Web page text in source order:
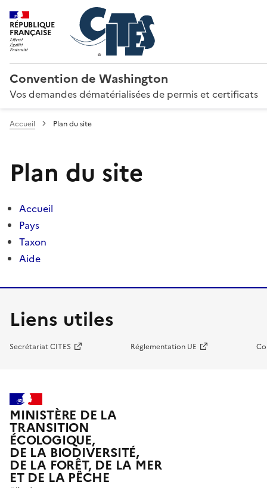
RÉPUBLIQUE
FRANÇAISE
Convention de Washington
Vos demandes dématérialisées de permis et certificats
Accueil Plan du site
Plan du site
Accueil
Pays
Taxon
Aide
Liens utiles
Secrétariat CITES Réglementation UE
MINISTÈRE DE LA
TRANSITION
ÉCOLOGIQUE,
DE LA BIODIVERSITÉ,
DE LA FORÊT, DE LA MER
ET DE LA PÊCHE